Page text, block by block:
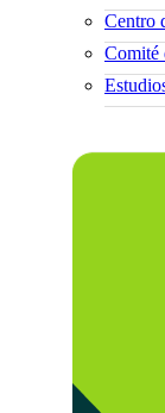
Centro
Comité